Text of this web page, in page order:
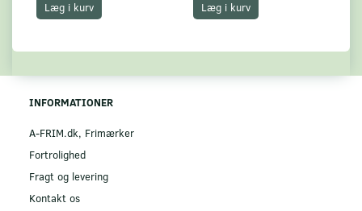
Læg i kurv Læg i kurv
INFORMATIONER
A-FRIM.dk, Frimærker
Fortrolighed
Fragt og levering
Kontakt os